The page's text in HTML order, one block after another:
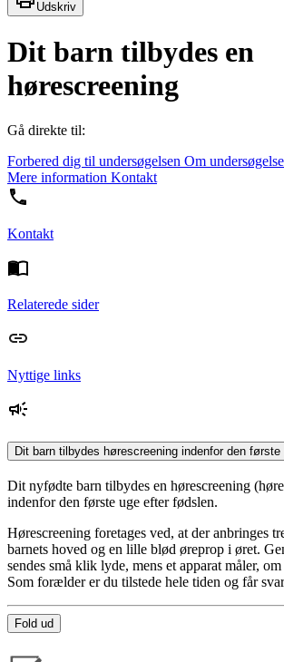
Udskriv
Dit barn tilbydes en
hørescreening
Gå direkte til:
Forbered dig til undersøgelsen Om
Mere information Kontakt
Kontakt
Relaterede sider
Nyttige links
Dit barn tilbydes hørescreening indenfor den første
Dit nyfødte barn tilbydes en hørescreening
indenfor den første uge efter fødslen.
Hørescreening foretages ved, at der anbringes
barnets hoved og en lille blød øreprop i øret.
sendes små klik lyde, mens et apparat måler,
Som forælder er du tilstede hele tiden og får
Fold ud